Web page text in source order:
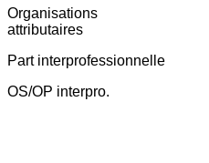
Organisations
attributaires
Part interprofessionnelle
OS/OP interpro.